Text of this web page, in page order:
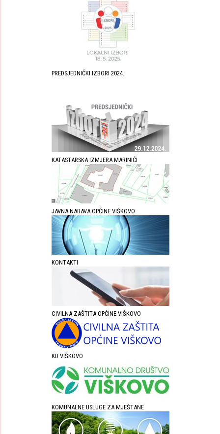
PREDSJEDNIČKI IZBORI 2024.
KATASTARSKA IZMJERA MARINIĆI
JAVNA NABAVA OPĆINE VIŠKOVO
KONTAKTI
CIVILNA ZAŠTITA OPĆINE VIŠKOVO
KD VIŠKOVO
KOMUNALNE USLUGE ZA MJEŠTANE